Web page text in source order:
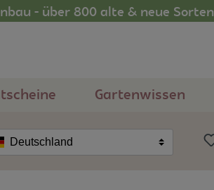
- über 800 alte & neue Sorten
Gartenwissen
Deutschland